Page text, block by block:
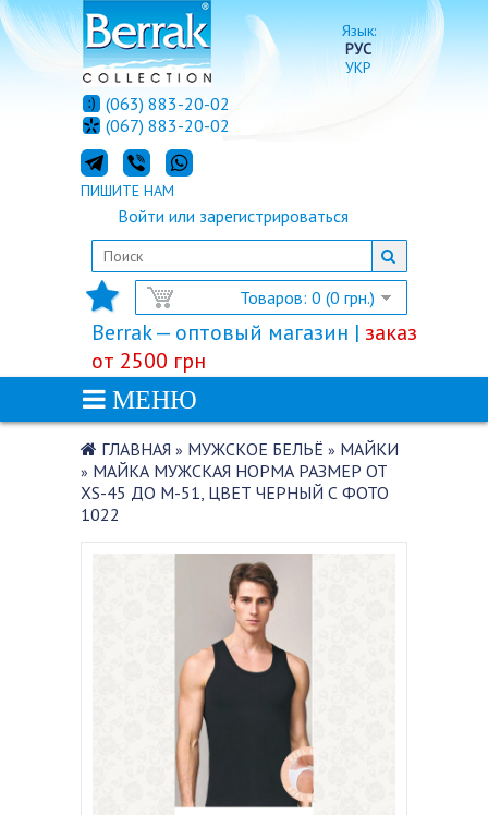
Язык:
РУС
УКР
Товаров: 0 (0 грн.)
Войти или зарегистрироваться
(063) 883-20-02
(067) 883-20-02
ПИШИТЕ НАМ
Berrak — оптовый магазин | заказ
от 2500 грн
МЕНЮ
ГЛАВНАЯ » МУЖСКОЕ БЕЛЬЁ » МАЙКИ
» МАЙКА МУЖСКАЯ НОРМА РАЗМЕР ОТ
XS-45 ДО M-51, ЦВЕТ ЧЕРНЫЙ С ФОТО
1022